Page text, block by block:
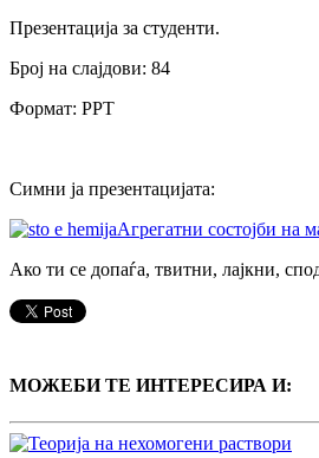
Презентација за студенти.
Број на слајдови: 84
Формат: PPT
Симни ја презентацијата:
Агрегатни состојби на
Ако ти се допаѓа, твитни, лајкни,
МОЖЕБИ ТЕ ИНТЕРЕСИРА И: